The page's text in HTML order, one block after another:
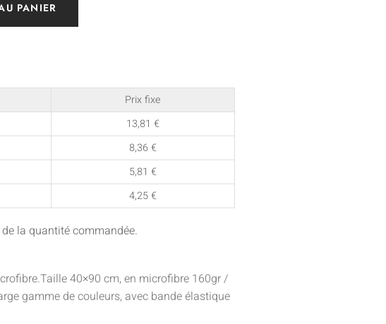
PANIER
Prix fixe
13,81 €
8,36€
5,81 €
4,25€
la quantité commandée.
40×90 cm, en microfibre 160gr /
gamme de couleurs, avec bande élastique